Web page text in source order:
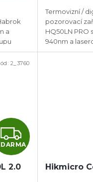
a
Termovizní /
pozorovací
HQ50LN PRO
940nm a
nákupu
Z
D
2.0
2_3760
Hikmicro